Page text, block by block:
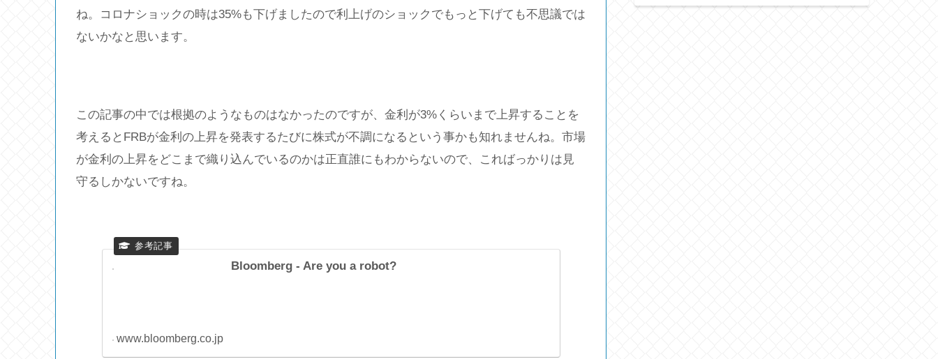
ね。コロナショックの時は35%も下げましたので利上げのショックでもっと下げても不思議では
ないかなと思います。
この記事の中では根拠のようなものはなかったのですが、金利が3%くらいまで上昇することを
考えるとFRBが金利の上昇を発表するたびに株式が不調になるという事かも知れませんね。市場
が金利の上昇をどこまで織り込んでいるのかは正直誰にもわからないので、こればっかりは見
守るしかないですね。
Bloomberg - Are you a robot?
www.bloomberg.co.jp